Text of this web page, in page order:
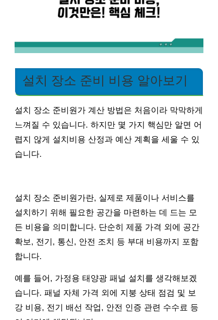
설치 장소 준비 비용 알아보기
설치 장소 준비원가 계산 방법은 처음이라 막막하게
느껴질 수 있습니다. 하지만 몇 가지 핵심만 알면 어
렵지 않게 설치비용 산정과 예산 계획을 세울 수 있
습니다.
설치 장소 준비원가란, 실제로 제품이나 서비스를
설치하기 위해 필요한 공간을 마련하는 데 드는 모
든 비용을 의미합니다. 단순히 제품 가격 외에 공간
확보, 전기, 통신, 안전 조치 등 부대 비용까지 포함
합니다.
예를 들어, 가정용 태양광 패널 설치를 생각해보겠
습니다. 패널 자체 가격 외에 지붕 상태 점검 및 보
강 비용, 전기 배선 작업, 안전 인증 관련 수수료 등